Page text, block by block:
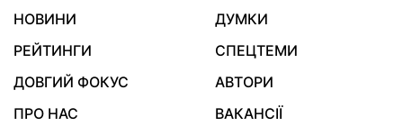
НОВИНИ
ДУМКИ
РЕЙТИНГИ
СПЕЦТЕМИ
ДОВГИЙ ФОКУС
АВТОРИ
ПРО НАС
ВАКАНСІЇ